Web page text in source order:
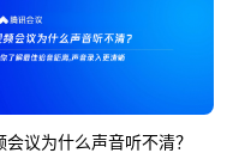
会议为什么声音听不清？